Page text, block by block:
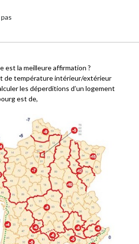
est la meilleure affirmation ?
de température intérieur/extérieur
les déperditions d’un logement
est de,